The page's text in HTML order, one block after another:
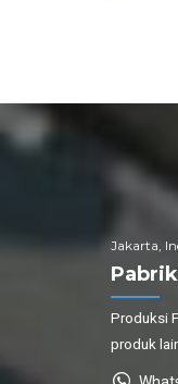
Jakarta,
Produksi
produk